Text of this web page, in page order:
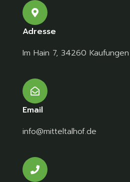
Adresse
Im Hain 7, 34260 Kaufungen
Email
info@mitteltalhof.de